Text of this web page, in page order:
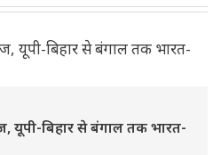
यूपी-बिहार से बंगाल तक भारत-